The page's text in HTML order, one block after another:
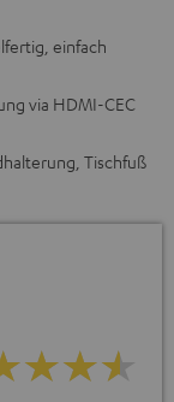
einfach
via HDMI-CEC
Tischfuß